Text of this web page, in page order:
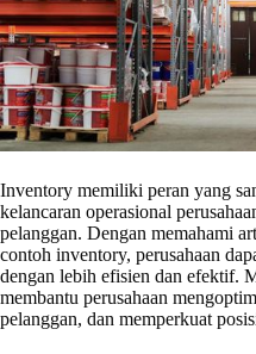
Inventory memiliki peran yang
kelancaran operasional
pelanggan. Dengan memahami
contoh inventory, perusahaan
dengan lebih efisien dan efektif.
membantu perusahaan
pelanggan, dan memperkuat